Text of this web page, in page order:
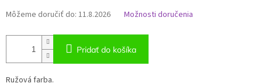
Môžeme doručiť do: 11.8.2026 Možnosti doručenia
Pridať do košíka
Ružová farba.